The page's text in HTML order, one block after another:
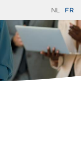
NL FR